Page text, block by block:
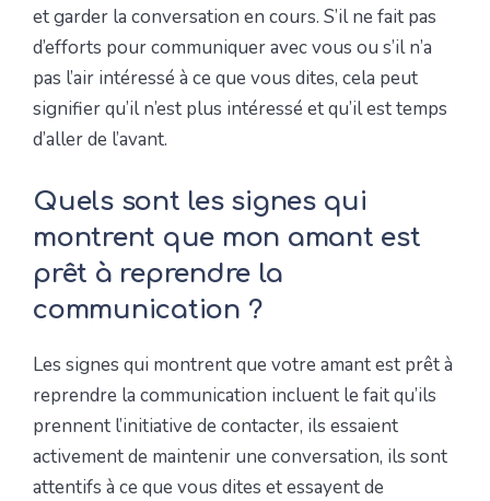
et garder la conversation en cours. S’il ne fait pas
d’efforts pour communiquer avec vous ou s’il n’a
pas l’air intéressé à ce que vous dites, cela peut
signifier qu’il n’est plus intéressé et qu’il est temps
d’aller de l’avant.
Quels sont les signes qui
montrent que mon amant est
prêt à reprendre la
communication ?
Les signes qui montrent que votre amant est prêt à
reprendre la communication incluent le fait qu’ils
prennent l’initiative de contacter, ils essaient
activement de maintenir une conversation, ils sont
attentifs à ce que vous dites et essayent de